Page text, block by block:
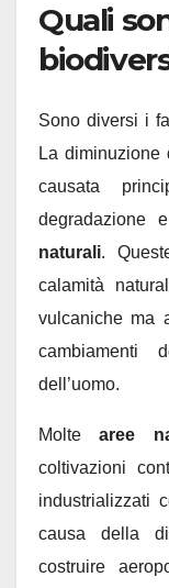
Quali
Sono diversi i
La
causata
degradazione
naturali.
calamità
vulcaniche ma
cambiamenti
dell’uomo.
Moltearee
coltivazioni
industrializzati
causa della
costruire